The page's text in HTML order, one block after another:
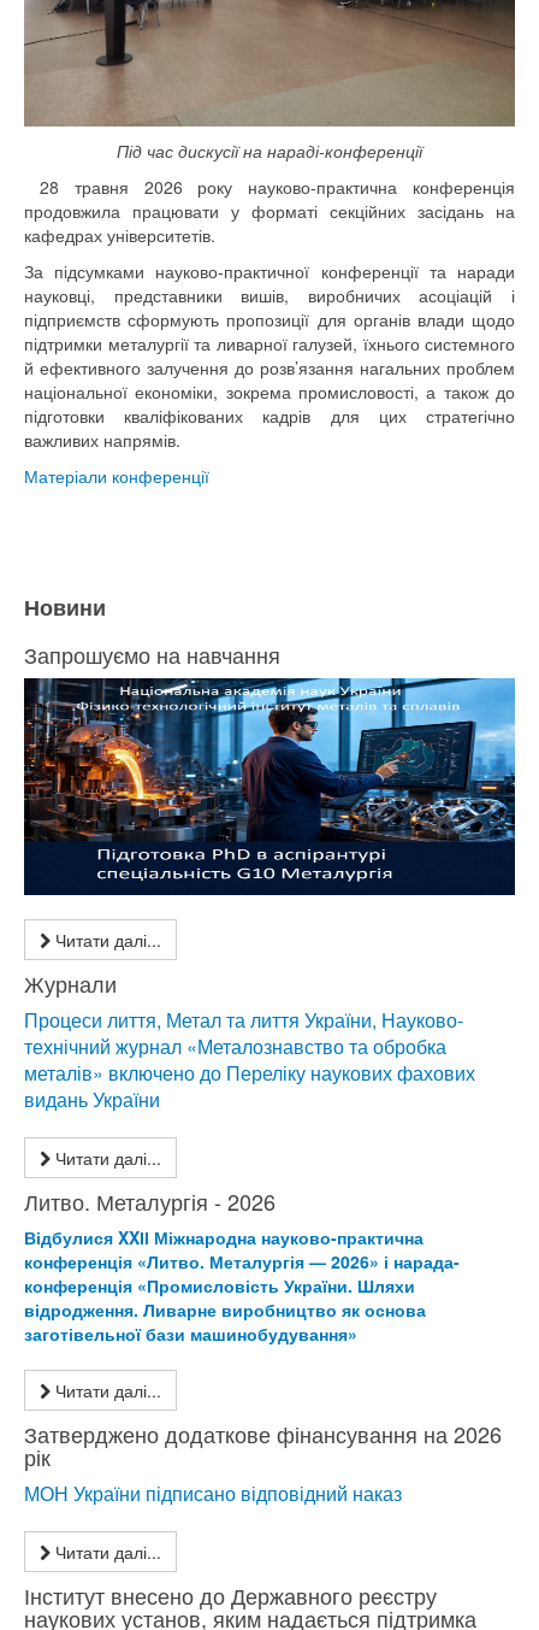
Під час дискусії на нараді-конференції
28 травня 2026 року науково-практична конференція
продовжила працювати у форматі секційних засідань на
кафедрах університетів.
За підсумками науково-практичної конференції та наради
науковці, представники вишів, виробничих асоціацій і
підприємств сформують пропозиції для органів влади щодо
підтримки металургії та ливарної галузей, їхнього системного
й ефективного залучення до розв’язання нагальних проблем
національної економіки, зокрема промисловості, а також до
підготовки кваліфікованих кадрів для цих стратегічно
важливих напрямів.
Матеріали конференції
Новини
Запрошуємо на навчання
Читати далі...
Журнали
Процеси лиття, Метал та лиття України, Науково-
технічний журнал «Металознавство та обробка
металів» включено до Переліку наукових фахових
видань України
Читати далі...
Литво. Металургія - 2026
Відбулися XXІІ Міжнародна науково-практична
конференція «Литво. Металургія — 2026» і нарада-
конференція «Промисловість України. Шляхи
відродження. Ливарне виробництво як основа
заготівельної бази машинобудування»
Читати далі...
Затверджено додаткове фінансування на 2026
рік
МОН України підписано відповідний наказ
Читати далі...
Інститут внесено до Державного реєстру
наукових установ, яким надається підтримка